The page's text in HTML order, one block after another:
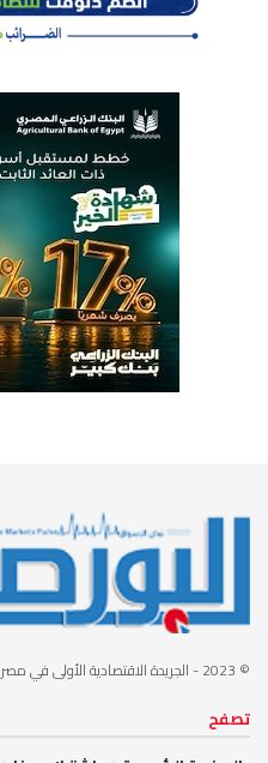
© 2023 - الجريدة الاقتصادية الأولى في مصر
تصفح